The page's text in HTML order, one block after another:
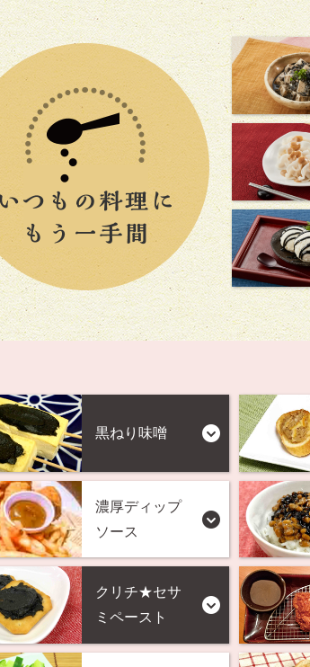
黒ねり味噌
濃厚ディップ
ソース
クリチ★セサ
ミペースト